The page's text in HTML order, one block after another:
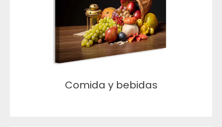
Comida y bebidas